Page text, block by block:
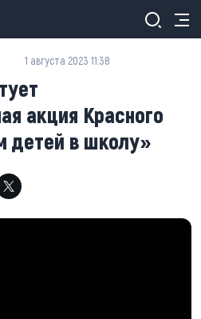
1 августа 2023 11:38
акция Красного
детей в школу»